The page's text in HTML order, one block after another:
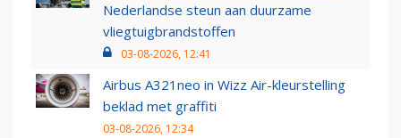
Nederlandse steun aan duurzame
vliegtuigbrandstoffen
03-08-2026, 12:41
Airbus A321neo in Wizz Air-kleurstelling
beklad met graffiti
03-08-2026, 12:34